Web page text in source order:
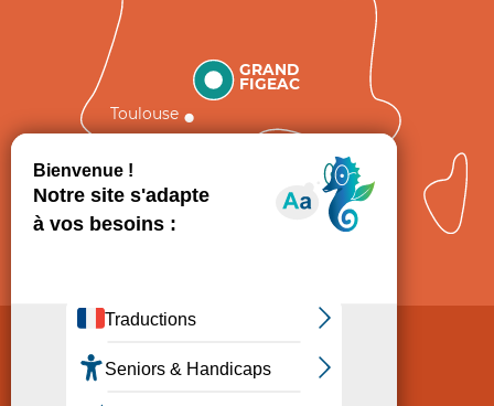
GRAND
FIGEAC
Toulouse
Politique de Protection des données
Consentement